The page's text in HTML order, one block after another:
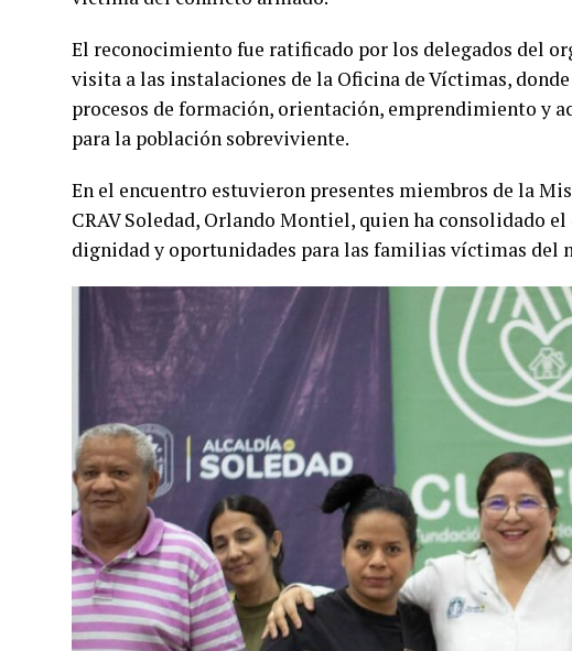
El reconocimiento fue ratificado por los delegados del
visita a las instalaciones de la Oficina de Víctimas,
procesos de formación, orientación, emprendimiento y
para la población sobreviviente.
En el encuentro estuvieron presentes miembros de la
CRAV Soledad, Orlando Montiel, quien ha consolidado
dignidad y oportunidades para las familias víctimas del